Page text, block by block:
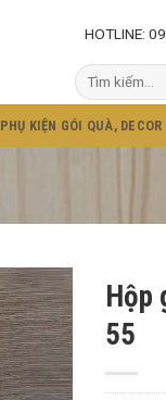
HOTLINE:
Tìm
kiếm:
PHỤ KIỆN GÓI QUÀ, DECOR
Hộp
55